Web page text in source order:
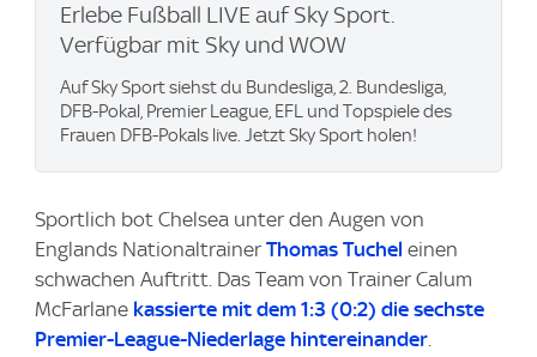
Erlebe Fußball LIVE auf Sky Sport.
Verfügbar mit Sky und WOW
Auf Sky Sport siehst du Bundesliga, 2. Bundesliga,
DFB-Pokal, Premier League, EFL und Topspiele des
Frauen DFB-Pokals live. Jetzt Sky Sport holen!
Sportlich bot Chelsea unter den Augen von
Englands Nationaltrainer Thomas Tuchel einen
schwachen Auftritt. Das Team von Trainer Calum
McFarlane kassierte mit dem 1:3 (0:2) die sechste
Premier-League-Niederlage hintereinander.